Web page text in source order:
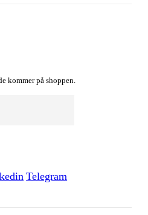
kommer på shoppen.
Telegram